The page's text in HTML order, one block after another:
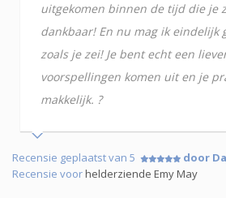
uitgekomen binnen de tijd die je
dankbaar! En nu mag ik eindelijk
zoals je zei! Je bent echt een
voorspellingen komen uit en je
makkelijk. ?
Recensie geplaatst van 5
door
Recensie voorhelderziende Emy May